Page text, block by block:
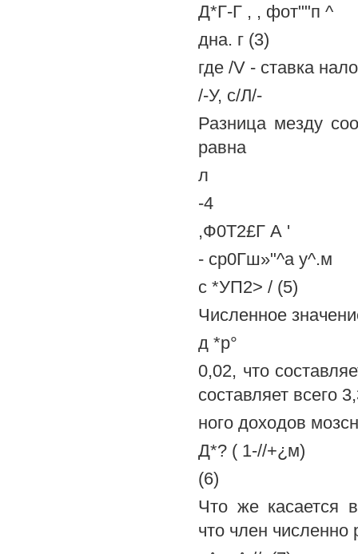
Д*Г-Г , , фот""п ^
дна. г (3)
где /V - ставка
/-У, с/Л/-
Разница мезду
равна
л
-4
,Ф0Т2£Г А '
- ср0Гш»"^а у^.м
с *УП2> / (5)
Численное
д *р°
0,02, что
составляет всего
ного доходов
Д*? ( 1-//+¿м)
(6)
Что же касается
что член